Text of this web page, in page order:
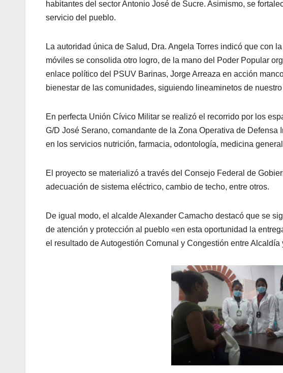
habitantes del sector Antonio José de Sucre. Asimismo, se
servicio del pueblo.
La autoridad única de Salud, Dra. Angela Torres indicó que con
móviles se consolida otro logro, de la mano del Poder Popular
enlace político del PSUV Barinas, Jorge Arreaza en acción
bienestar de las comunidades, siguiendo lineaminetos de
En perfecta Unión Cívico Militar se realizó el recorrido por los
G/D José Serano, comandante de la Zona Operativa de
en los servicios nutrición, farmacia, odontología, medicina
El proyecto se materializó a través del Consejo Federal de
adecuación de sistema eléctrico, cambio de techo, entre otros.
De igual modo, el alcalde Alexander Camacho destacó que se
de atención y protección al pueblo «en esta oportunidad la
el resultado de Autogestión Comunal y Congestión entre Alcaldía